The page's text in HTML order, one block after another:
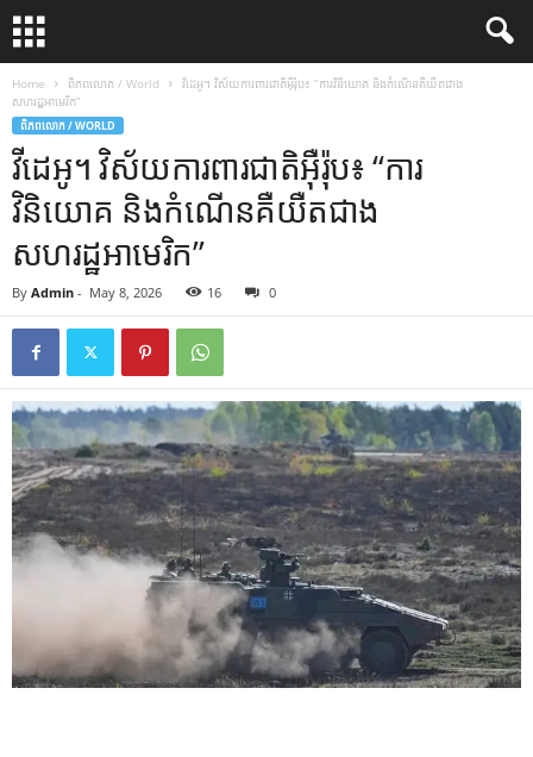
Home ពិភពលោក / World
វីដេអូ។ វិស័យការពារជាតិអ៊ឺរ៉ុប៖ “ការវិនិយោគ និងកំណើនគឺយឺតជាង
សហរដ្ឋអាមេរិក”
ពិភពលោក / WORLD
វីដេអូ។ វិស័យការពារជាតិអ៊ឺរ៉ុប៖ “ការ
វិនិយោគ និងកំណើនគឺយឺតជាង
សហរដ្ឋអាមេរិក”
By Admin - May 8, 2026 16 0